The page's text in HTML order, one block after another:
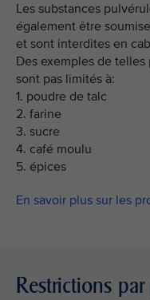
Les substances
également être
et sont interdites en
Des exemples de
sont pas limités à:
1. poudre de talc
2. farine
3. sucre
4. café moulu
5. épices
En savoir plus sur les
Restrictions